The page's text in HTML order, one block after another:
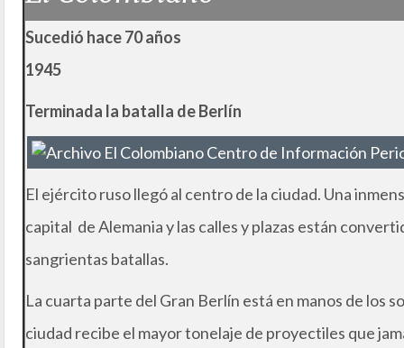
Sucedió hace 70 años
1945
Terminada la batalla de Berlín
El ejército ruso llegó al centro de la ciudad. Una
capital de Alemania y las calles y plazas están
sangrientas batallas.
La cuarta parte del Gran Berlín está en manos de los
ciudad recibe el mayor tonelaje de proyectiles que